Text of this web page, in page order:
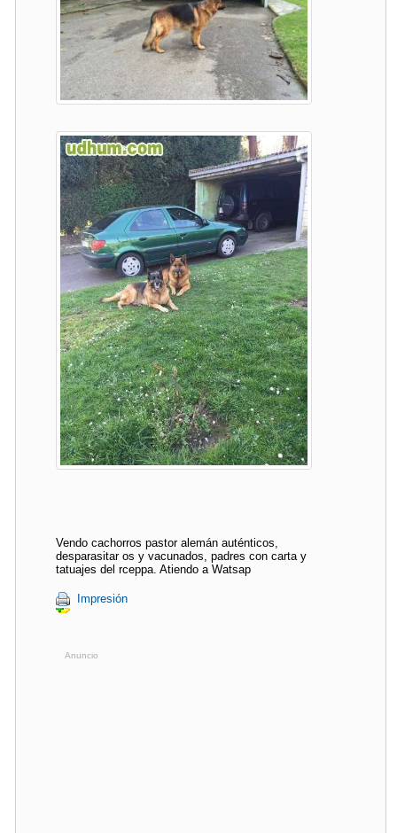
Vendo cachorros pastor alemán auténticos,
desparasitar os y vacunados, padres con carta y
tatuajes del rceppa. Atiendo a Watsap
Impresión
Anuncio